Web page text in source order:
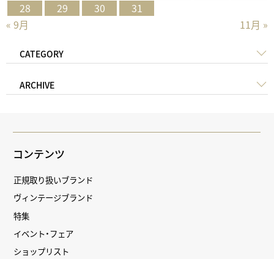
« 9月 11月 »
28
29 30 31
CATEGORY
ARCHIVE
コンテンツ
正規取り扱いブランド
ヴィンテージブランド
特集
イベント・フェア
ショップリスト